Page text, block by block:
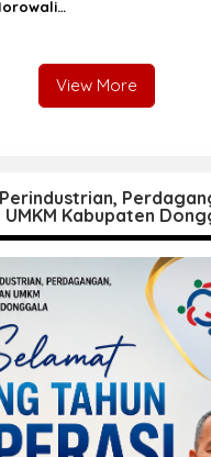
View More
Kabupaten